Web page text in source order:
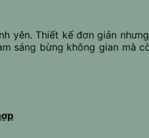
yên. Thiết kế đơn giản
sáng bừng không gian mà